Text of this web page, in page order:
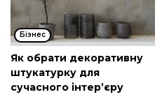
Бізнес
Як обрати декоративну
штукатурку для
сучасного інтер’єру